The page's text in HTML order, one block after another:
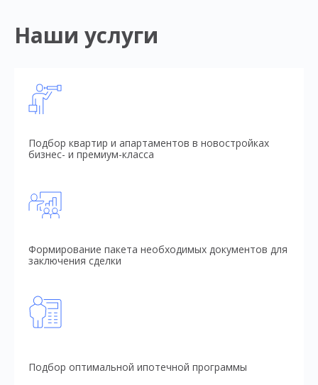
Наши услуги
Подбор квартир и апартаментов в новостройках
бизнес- и премиум-класса
Формирование пакета необходимых документов для
заключения сделки
Подбор оптимальной ипотечной программы